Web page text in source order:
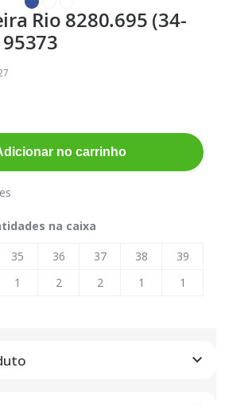
Rio 8280.695 (34-
no carrinho
na caixa
35 36 37 38
39
1 2 2 1 1